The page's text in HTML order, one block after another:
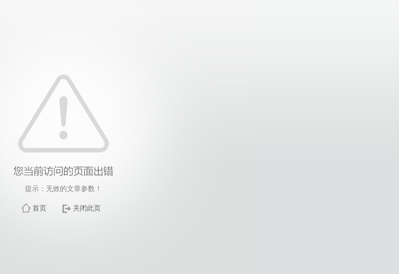
提示：无效的文章参数！
首页 关闭此页